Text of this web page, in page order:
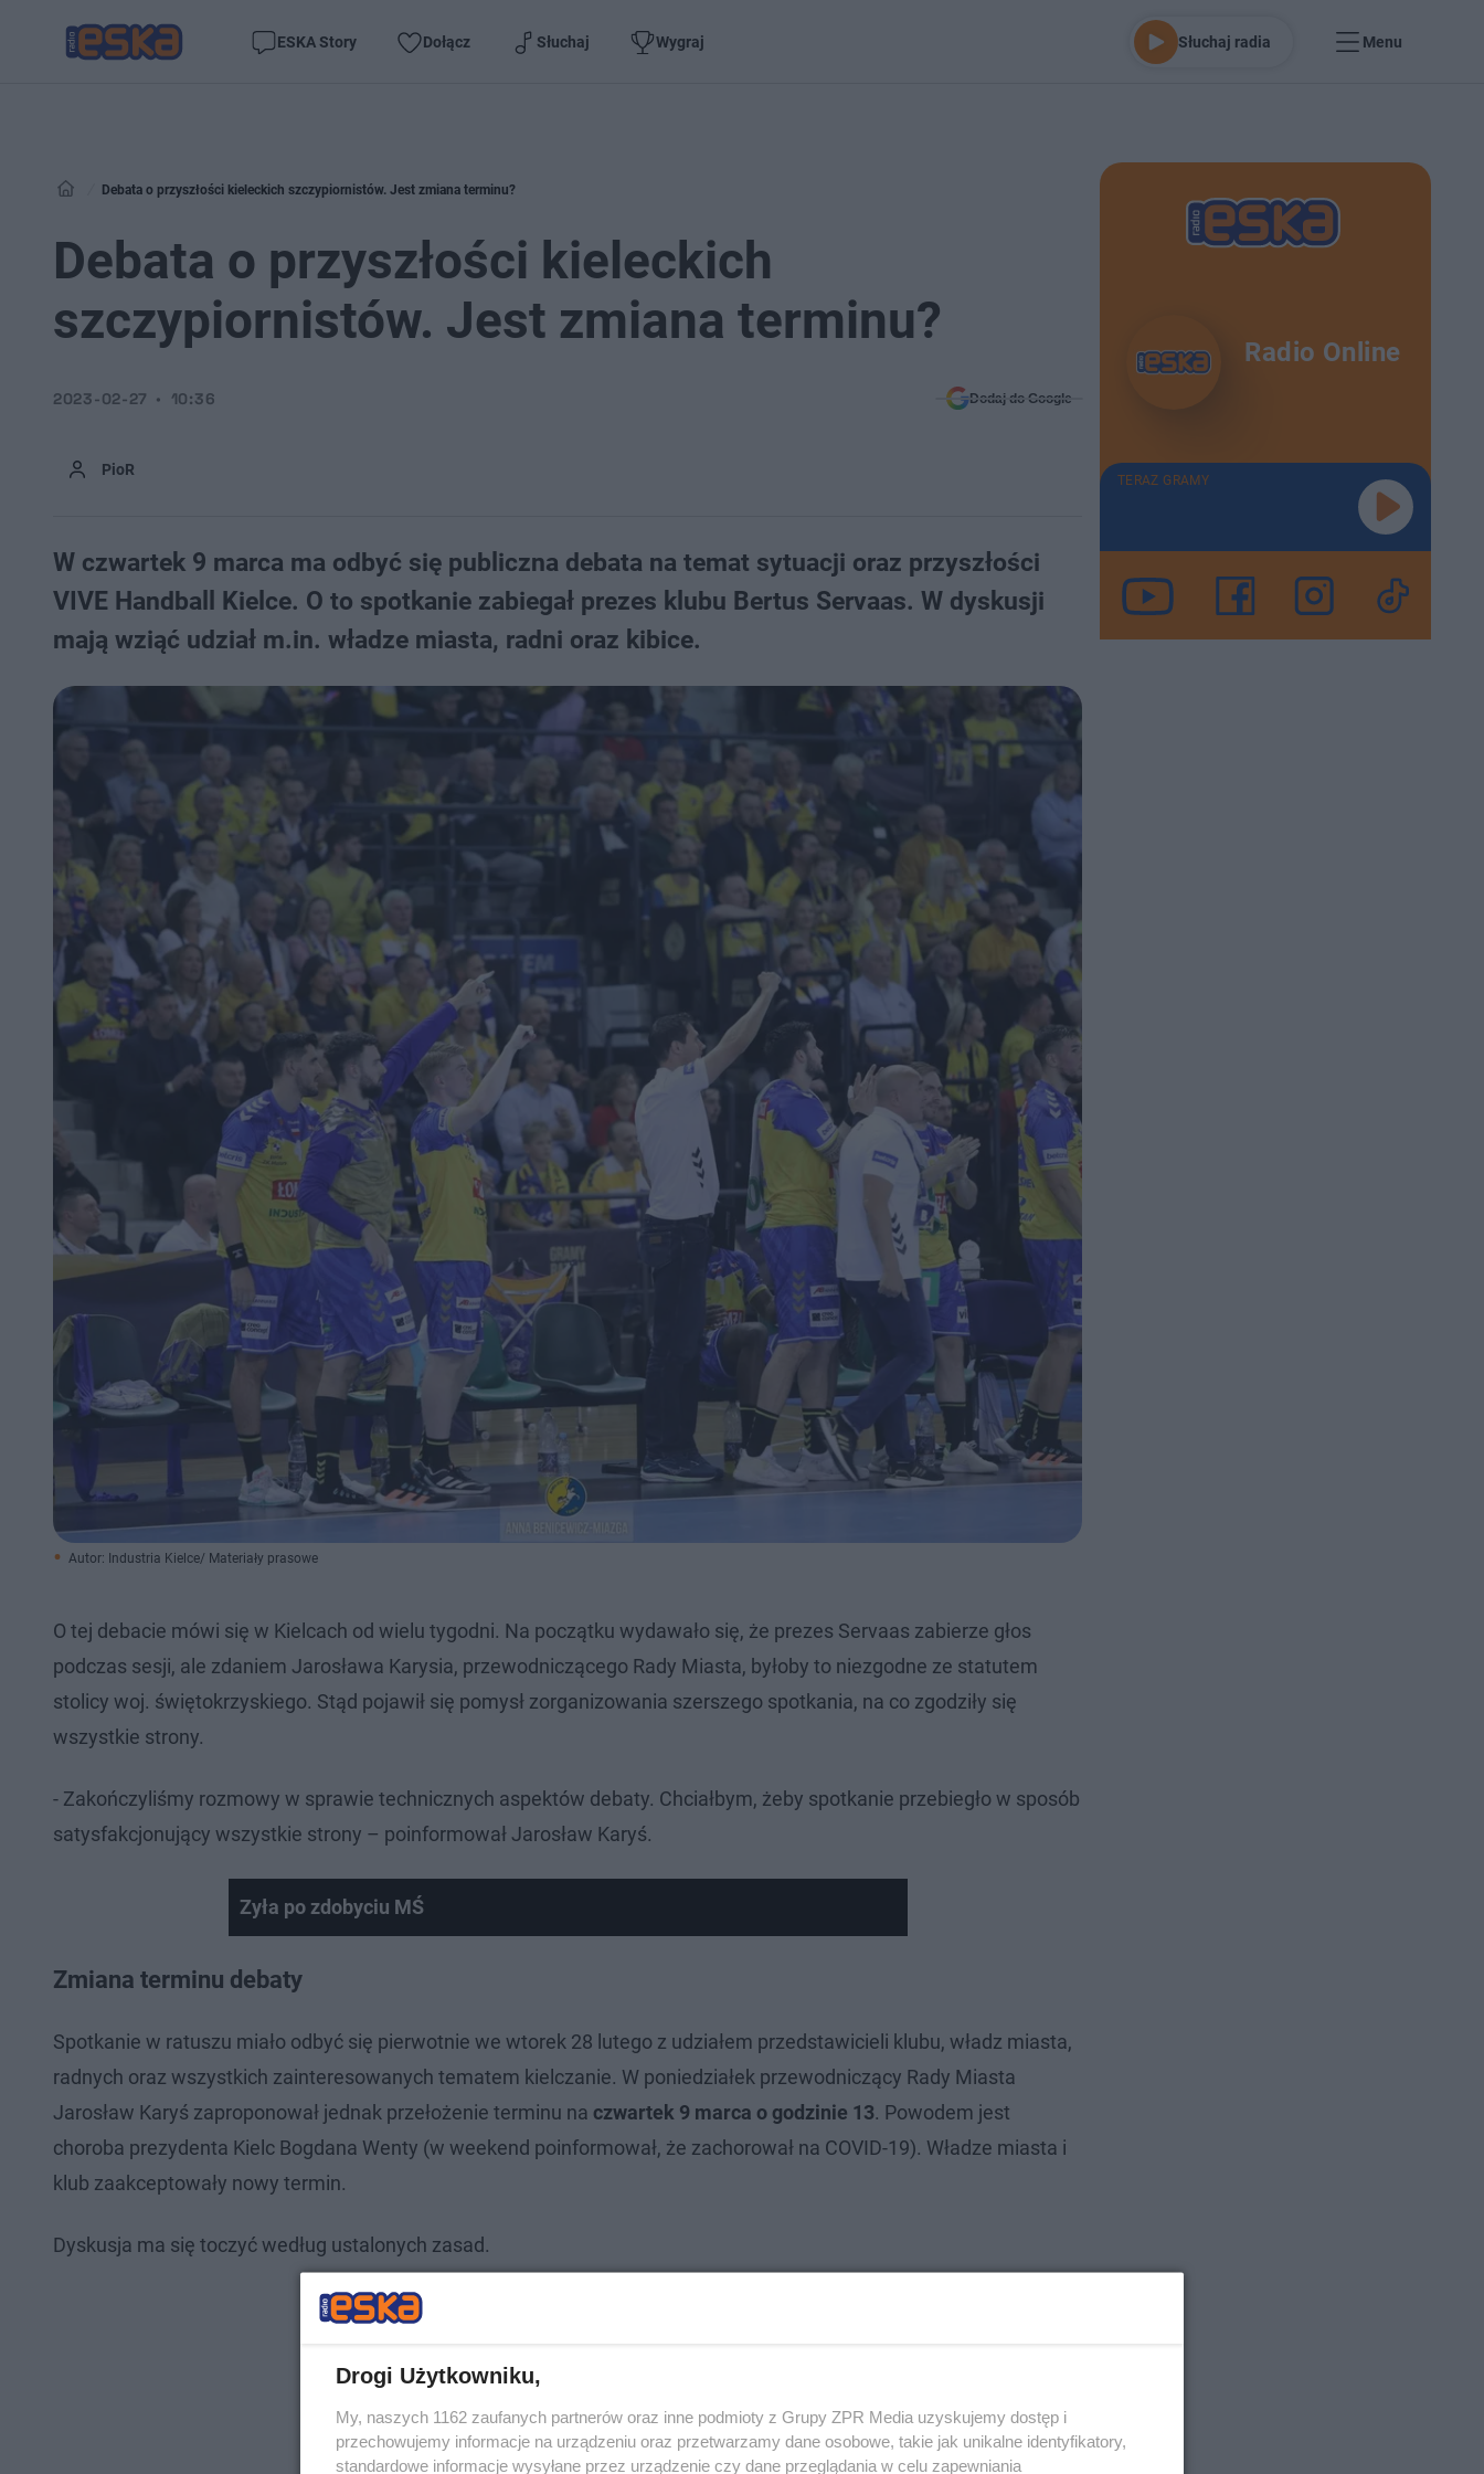
ESKA Story Dołącz Słuchaj Wygraj Słuchaj radia Menu
Debata o przyszłości kieleckich szczypiornistów. Jest zmiana terminu?
Debata o przyszłości kieleckich
szczypiornistów. Jest zmiana terminu?
PioR
2023-02-27 10:36 Dodaj do Google
W czwartek 9 marca ma odbyć się publiczna debata na temat sytuacji oraz przyszłości
VIVE Handball Kielce. O to spotkanie zabiegał prezes klubu Bertus Servaas. W dyskusji
mają wziąć udział m.in. władze miasta, radni oraz kibice.
Autor: Industria Kielce/ Materiały prasowe
O tej debacie mówi się w Kielcach od wielu tygodni. Na początku wydawało się, że prezes Servaas zabierze głos
podczas sesji, ale zdaniem Jarosława Karysia, przewodniczącego Rady Miasta, byłoby to niezgodne ze statutem
stolicy woj. świętokrzyskiego. Stąd pojawił się pomysł zorganizowania szerszego spotkania, na co zgodziły się
wszystkie strony.
- Zakończyliśmy rozmowy w sprawie technicznych aspektów debaty. Chciałbym, żeby spotkanie przebiegło w sposób
satysfakcjonujący wszystkie strony – poinformował Jarosław Karyś.
Zyła po zdobyciu MŚ
Zmiana terminu debaty
Spotkanie w ratuszu miało odbyć się pierwotnie we wtorek 28 lutego z udziałem przedstawicieli klubu, władz miasta,
radnych oraz wszystkich zainteresowanych tematem kielczanie. W poniedziałek przewodniczący Rady Miasta
Jarosław Karyś zaproponował jednak przełożenie terminu na czwartek 9 marca o godzinie 13. Powodem jest
choroba prezydenta Kielc Bogdana Wenty (w weekend poinformował, że zachorował na COVID-19). Władze miasta i
klub zaakceptowały nowy termin.
Dyskusja ma się toczyć według ustalonych zasad.
Radio Online
TERAZ GRAMY
Drogi Użytkowniku,
My, naszych 1162 zaufanych partnerów oraz inne podmioty z Grupy ZPR Media uzyskujemy dostęp i
przechowujemy informacje na urządzeniu oraz przetwarzamy dane osobowe, takie jak unikalne identyfikatory,
standardowe informacje wysyłane przez urządzenie czy dane przeglądania w celu zapewniania